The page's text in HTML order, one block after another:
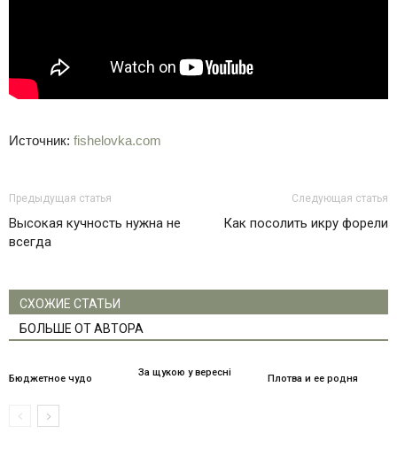
Источник: fishelovka.com
Предыдущая статья
Высокая кучность нужна не
всегда
Следующая статья
Как посолить икру форели
СХОЖИЕ СТАТЬИ
БОЛЬШЕ ОТ АВТОРА
Бюджетное чудо
За щукою у вересні
Плотва и ее родня